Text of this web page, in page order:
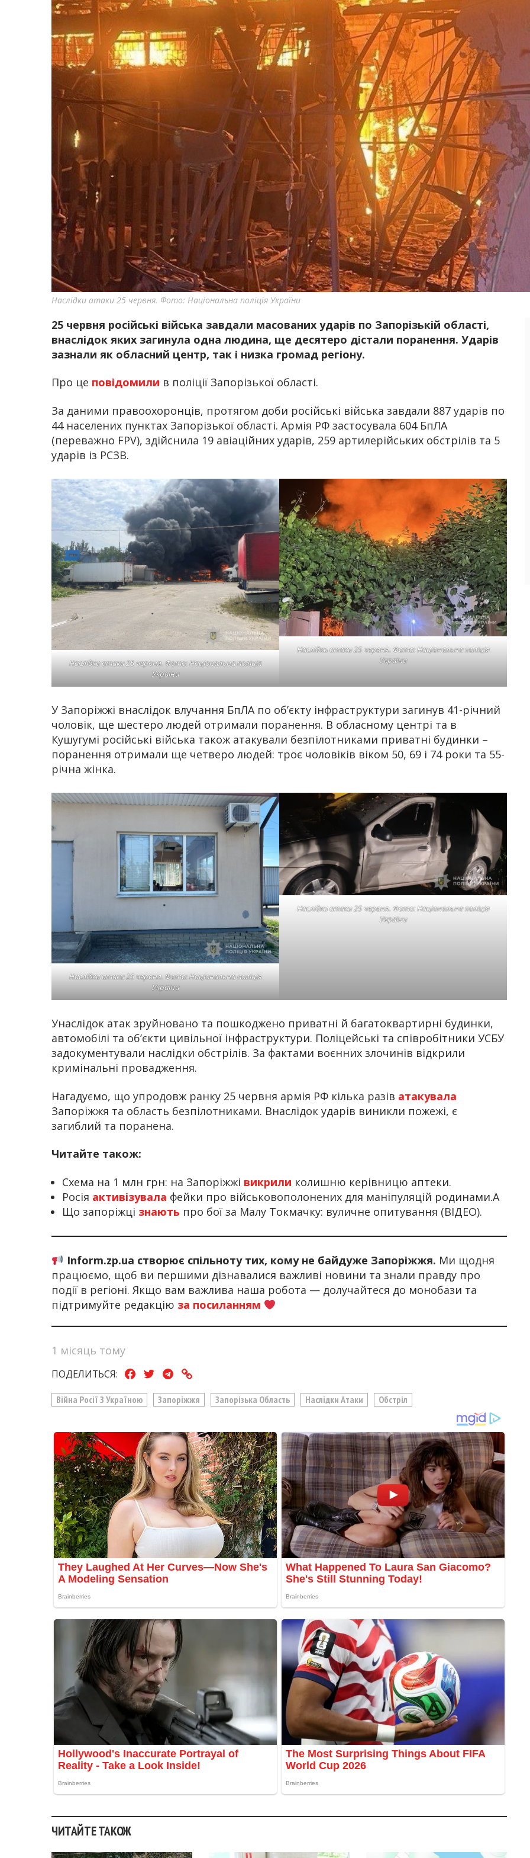
Наслідки атаки 25 червня. Фото: Національна поліція України
25 червня російські війська завдали масованих ударів по Запорізькій області,
внаслідок яких загинула одна людина, ще десятеро дістали поранення. Ударів
зазнали як обласний центр, так і низка громад регіону.
Про це повідомили в поліції Запорізької області.
За даними правоохоронців, протягом доби російські війська завдали 887 ударів по
44 населених пунктах Запорізької області. Армія РФ застосувала 604 БпЛА
(переважно FPV), здійснила 19 авіаційних ударів, 259 артилерійських обстрілів та 5
ударів із РСЗВ.
Наслідки атаки 25 червня. Фото: Національна поліція
України
Наслідки атаки 25 червня. Фото: Національна поліція
України
У Запоріжжі внаслідок влучання БпЛА по об’єкту інфраструктури загинув 41-річний
чоловік, ще шестеро людей отримали поранення. В обласному центрі та в
Кушугумі російські війська також атакували безпілотниками приватні будинки –
поранення отримали ще четверо людей: троє чоловіків віком 50, 69 і 74 роки та 55-
річна жінка.
Наслідки атаки 25 червня. Фото: Національна поліція
України
Наслідки атаки 25 червня. Фото: Національна поліція
України
Унаслідок атак зруйновано та пошкоджено приватні й багатоквартирні будинки,
автомобілі та об’єкти цивільної інфраструктури. Поліцейські та співробітники УСБУ
задокументували наслідки обстрілів. За фактами воєнних злочинів відкрили
кримінальні провадження.
Нагадуємо, що упродовж ранку 25 червня армія РФ кілька разів атакувала
Запоріжжя та область безпілотниками. Внаслідок ударів виникли пожежі, є
загиблий та поранена.
Читайте також:
Схема на 1 млн грн: на Запоріжжі викрили колишню керівницю аптеки.
Росія активізувала фейки про військовополонених для маніпуляцій родинами.А
Що запоріжці знають про бої за Малу Токмачку: вуличне опитування (ВІДЕО).
Inform.zp.ua створює спільноту тих, кому не байдуже Запоріжжя. Ми щодня
працюємо, щоб ви першими дізнавалися важливі новини та знали правду про
події в регіоні. Якщо вам важлива наша робота — долучайтеся до монобази та
підтримуйте редакцію за посиланням
1 місяць тому
ПОДЕЛИТЬСЯ:
Війна Росії З Україною Запоріжжя Запорізька Область Наслідки Атаки Обстріл
ЧИТАЙТЕ ТАКОЖ